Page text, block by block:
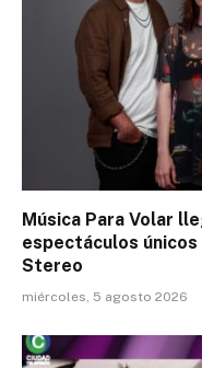
Música Para Volar
espectáculos
Stereo
miércoles, 5 agosto 2026